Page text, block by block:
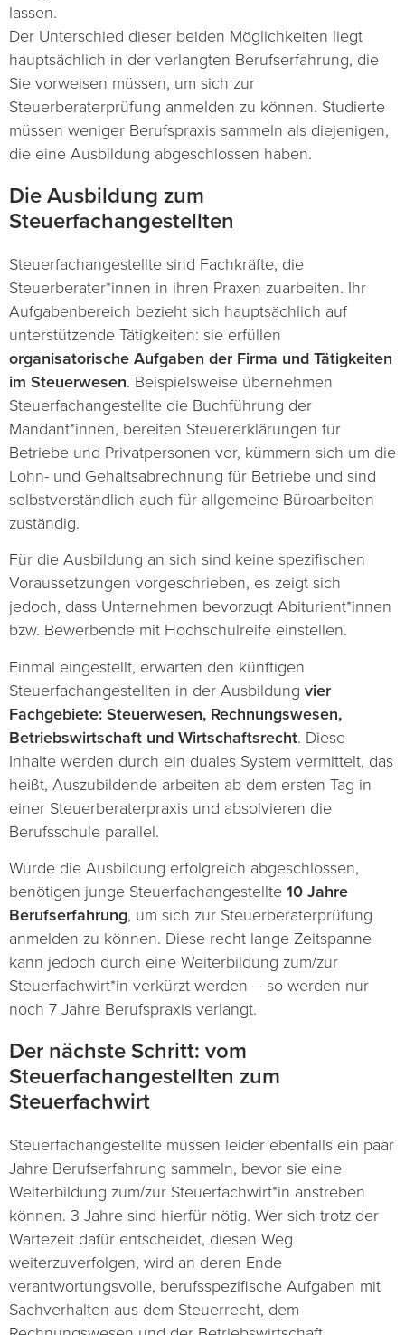
lassen.
Der Unterschied dieser beiden Möglichkeiten liegt
hauptsächlich in der verlangten Berufserfahrung, die
Sie vorweisen müssen, um sich zur
Steuerberaterprüfung anmelden zu können. Studierte
müssen weniger Berufspraxis sammeln als diejenigen,
die eine Ausbildung abgeschlossen haben.
Die Ausbildung zum
Steuerfachangestellten
Steuerfachangestellte sind Fachkräfte, die
Steuerberater*innen in ihren Praxen zuarbeiten. Ihr
Aufgabenbereich bezieht sich hauptsächlich auf
unterstützende Tätigkeiten: sie erfüllen
organisatorische Aufgaben der Firma und Tätigkeiten
im Steuerwesen. Beispielsweise übernehmen
Steuerfachangestellte die Buchführung der
Mandant*innen, bereiten Steuererklärungen für
Betriebe und Privatpersonen vor, kümmern sich um die
Lohn- und Gehaltsabrechnung für Betriebe und sind
selbstverständlich auch für allgemeine Büroarbeiten
zuständig.
Für die Ausbildung an sich sind keine spezifischen
Voraussetzungen vorgeschrieben, es zeigt sich
jedoch, dass Unternehmen bevorzugt Abiturient*innen
bzw. Bewerbende mit Hochschulreife einstellen.
Einmal eingestellt, erwarten den künftigen
Steuerfachangestellten in der Ausbildung vier
Fachgebiete: Steuerwesen, Rechnungswesen,
Betriebswirtschaft und Wirtschaftsrecht. Diese
Inhalte werden durch ein duales System vermittelt, das
heißt, Auszubildende arbeiten ab dem ersten Tag in
einer Steuerberaterpraxis und absolvieren die
Berufsschule parallel.
Wurde die Ausbildung erfolgreich abgeschlossen,
benötigen junge Steuerfachangestellte 10 Jahre
Berufserfahrung, um sich zur Steuerberaterprüfung
anmelden zu können. Diese recht lange Zeitspanne
kann jedoch durch eine Weiterbildung zum/zur
Steuerfachwirt*in verkürzt werden – so werden nur
noch 7 Jahre Berufspraxis verlangt.
Der nächste Schritt: vom
Steuerfachangestellten zum
Steuerfachwirt
Steuerfachangestellte müssen leider ebenfalls ein paar
Jahre Berufserfahrung sammeln, bevor sie eine
Weiterbildung zum/zur Steuerfachwirt*in anstreben
können. 3 Jahre sind hierfür nötig. Wer sich trotz der
Wartezeit dafür entscheidet, diesen Weg
weiterzuverfolgen, wird an deren Ende
verantwortungsvolle, berufsspezifische Aufgaben mit
Sachverhalten aus dem Steuerrecht, dem